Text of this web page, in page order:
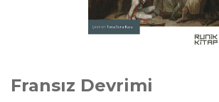
Fransız Devrimi